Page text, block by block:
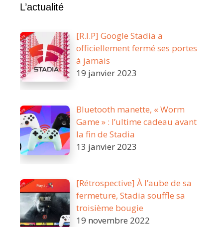
sur
Stadia
L’actualité
[R.I.P] Google Stadia a
officiellement fermé ses portes
à jamais
19 janvier 2023
Bluetooth manette, « Worm
Game » : l’ultime cadeau avant
la fin de Stadia
13 janvier 2023
[Rétrospective] À l’aube de sa
fermeture, Stadia souffle sa
troisième bougie
19 novembre 2022